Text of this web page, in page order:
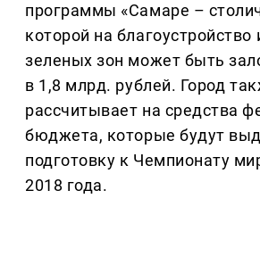
программы «Самаре –
которой на благоустройство
зеленых зон может быть
в 1,8 млрд. рублей. Город
рассчитывает на средства
бюджета, которые будут
подготовку к Чемпионату
2018 года.